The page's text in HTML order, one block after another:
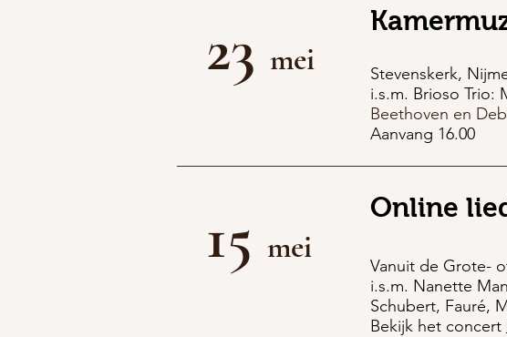
23 mei
Stevenskerk,
i.s.m. Brioso Trio:
Beethoven en
Aanvang 16.00
15 mei
Online
Vanuit de Grote-
i.s.m. Nanette
Schubert, Fauré,
Bekijk het concert